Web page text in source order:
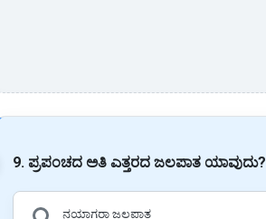
9. ಪ್ರಪಂಚದ ಅತಿ ಎತ್ತರದ ಜಲಪಾತ ಯಾವುದು?
ನಯಾಗರಾ ಜಲಪಾತ